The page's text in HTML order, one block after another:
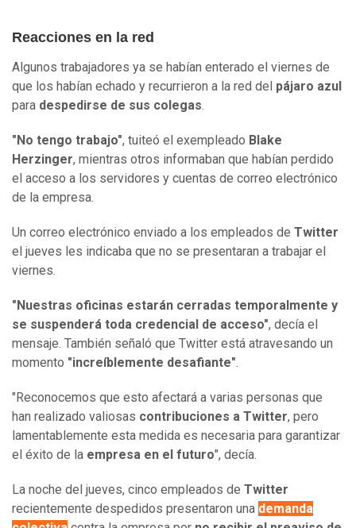
Reacciones en la red
Algunos trabajadores ya se habían enterado el viernes de
que los habían echado y recurrieron a la red del pájaro azul
para despedirse de sus colegas.
"No tengo trabajo", tuiteó el exempleado Blake
Herzinger, mientras otros informaban que habían perdido
el acceso a los servidores y cuentas de correo electrónico
de la empresa.
Un correo electrónico enviado a los empleados de Twitter
el jueves les indicaba que no se presentaran a trabajar el
viernes.
"Nuestras oficinas estarán cerradas temporalmente y
se suspenderá toda credencial de acceso", decía el
mensaje. También señaló que Twitter está atravesando un
momento "increíblemente desafiante".
"Reconocemos que esto afectará a varias personas que
han realizado valiosas contribuciones a Twitter, pero
lamentablemente esta medida es necesaria para garantizar
el éxito de la empresa en el futuro", decía.
La noche del jueves, cinco empleados de Twitter
recientemente despedidos presentaron una demanda